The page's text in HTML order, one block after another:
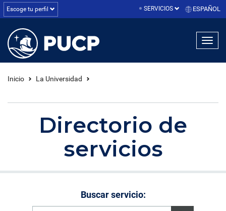
Escoge tu perfil SERVICIOS ESPAÑOL
Inicio La Universidad
Directorio de
servicios
Buscar servicio: